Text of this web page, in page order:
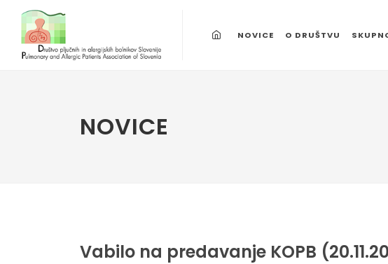
NOVICE O DRUŠTVU
NOVICE
Vabilo na predavanje KOPB